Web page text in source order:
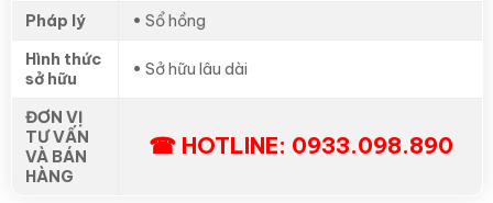
Pháp lý • Sổ hồng
Hình thức
sở hữu
• Sở hữu lâu dài
ĐƠN VỊ
TƯ VẤN
VÀ BÁN
HÀNG
☎ HOTLINE: 0933.098.890